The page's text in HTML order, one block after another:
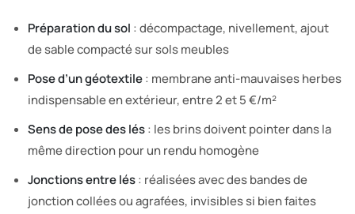
Préparation du sol : décompactage, nivellement, ajout
de sable compacté sur sols meubles
Pose d’un géotextile: membrane anti-mauvaises herbes
indispensable en extérieur, entre 2 et 5 €/m²
Sens de pose des lés: les brins doivent pointer dans la
même direction pour un rendu homogène
Jonctions entre lés: réalisées avec des bandes de
jonction collées ou agrafées, invisibles si bien faites